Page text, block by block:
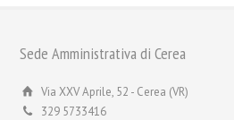
Sede Amministrativa di Cerea
Via XXV Aprile, 52 - Cerea (VR)
329 5733416